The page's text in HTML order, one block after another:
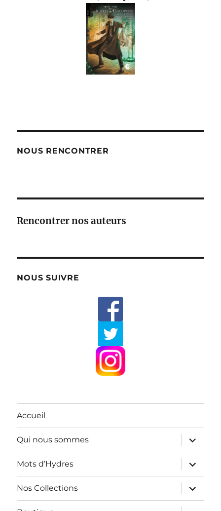
NOUS RENCONTRER
Rencontrer nos auteurs
NOUS SUIVRE
Accueil
Qui nous sommes
ouvrir
le
sous-
menu
Mots d’Hydres
ouvrir
le
sous-
menu
Nos Collections
ouvrir
le
sous-
menu